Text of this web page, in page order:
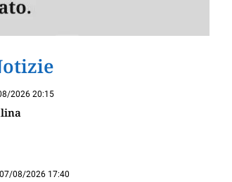
2026 20:15
07/08/2026 17:40